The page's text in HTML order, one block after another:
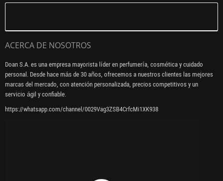
ACERCA DE NOSOTROS
Doan S.A. es una empresa mayorista líder en perfumería, cosmética y cuidado
personal. Desde hace más de 30 años, ofrecemos a nuestros clientes las mejores
marcas del mercado, con atención personalizada, precios competitivos y un
servicio ágil y confiable.
https://whatsapp.com/channel/0029Vag3ZSB4CrfcMi1XK938